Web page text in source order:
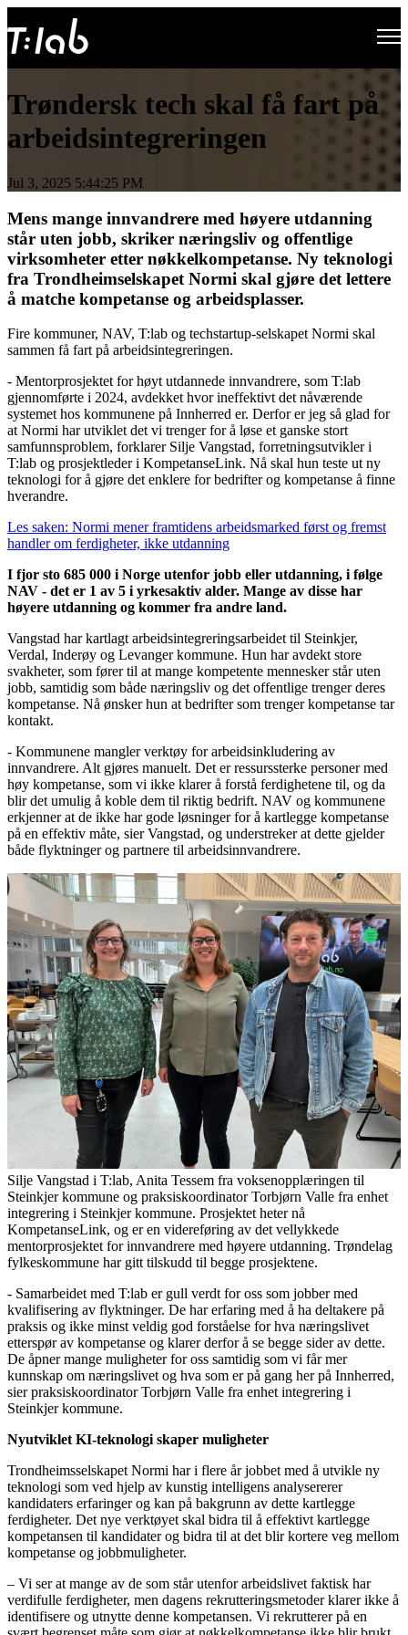
Trøndersk tech skal få fart på
arbeidsintegreringen
Jul 3, 2025 5:44:25 PM
Mens mange innvandrere med høyere utdanning
står uten jobb, skriker næringsliv og offentlige
virksomheter etter nøkkelkompetanse. Ny teknologi
fra Trondheimselskapet Normi skal gjøre det lettere
å matche kompetanse og arbeidsplasser.
Fire kommuner, NAV, T:lab og techstartup-selskapet Normi skal
sammen få fart på arbeidsintegreringen.
- Mentorprosjektet for høyt utdannede innvandrere, som T:lab
gjennomførte i 2024, avdekket hvor ineffektivt det nåværende
systemet hos kommunene på Innherred er. Derfor er jeg så glad for
at Normi har utviklet det vi trenger for å løse et ganske stort
samfunnsproblem, forklarer Silje Vangstad, forretningsutvikler i
T:lab og prosjektleder i KompetanseLink. Nå skal hun teste ut ny
teknologi for å gjøre det enklere for bedrifter og kompetanse å finne
hverandre.
Les saken: Normi mener framtidens arbeidsmarked først og fremst
handler om ferdigheter, ikke utdanning
I fjor sto 685 000 i Norge utenfor jobb eller utdanning, i følge
NAV - det er 1 av 5 i yrkesaktiv alder. Mange av disse har
høyere utdanning og kommer fra andre land.
Vangstad har kartlagt arbeidsintegreringsarbeidet til Steinkjer,
Verdal, Inderøy og Levanger kommune. Hun har avdekt store
svakheter, som fører til at mange kompetente mennesker står uten
jobb, samtidig som både næringsliv og det offentlige trenger deres
kompetanse. Nå ønsker hun at bedrifter som trenger kompetanse tar
kontakt.
- Kommunene mangler verktøy for arbeidsinkludering av
innvandrere. Alt gjøres manuelt. Det er ressurssterke personer med
høy kompetanse, som vi ikke klarer å forstå ferdighetene til, og da
blir det umulig å koble dem til riktig bedrift. NAV og kommunene
erkjenner at de ikke har gode løsninger for å kartlegge kompetanse
på en effektiv måte, sier Vangstad, og understreker at dette gjelder
både flyktninger og partnere til arbeidsinnvandrere.
Silje Vangstad i T:lab, Anita Tessem fra voksenopplæringen til
Steinkjer kommune og praksiskoordinator Torbjørn Valle fra enhet
integrering i Steinkjer kommune. Prosjektet heter nå
KompetanseLink, og er en videreføring av det vellykkede
mentorprosjektet for innvandrere med høyere utdanning. Trøndelag
fylkeskommune har gitt tilskudd til begge prosjektene.
- Samarbeidet med T:lab er gull verdt for oss som jobber med
kvalifisering av flyktninger. De har erfaring med å ha deltakere på
praksis og ikke minst veldig god forståelse for hva næringslivet
etterspør av kompetanse og klarer derfor å se begge sider av dette.
De åpner mange muligheter for oss samtidig som vi får mer
kunnskap om næringslivet og hva som er på gang her på Innherred,
sier praksiskoordinator Torbjørn Valle fra enhet integrering i
Steinkjer kommune.
Nyutviklet KI-teknologi skaper muligheter
Trondheimsselskapet Normi har i flere år jobbet med å utvikle ny
teknologi som ved hjelp av kunstig intelligens analysererer
kandidaters erfaringer og kan på bakgrunn av dette kartlegge
ferdigheter. Det nye verktøyet skal bidra til å effektivt kartlegge
kompetansen til kandidater og bidra til at det blir kortere veg mellom
kompetanse og jobbmuligheter.
– Vi ser at mange av de som står utenfor arbeidslivet faktisk har
verdifulle ferdigheter, men dagens rekrutteringsmetoder klarer ikke å
identifisere og utnytte denne kompetansen. Vi rekrutterer på en